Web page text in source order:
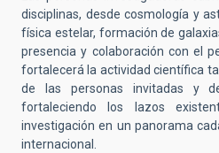
disciplinas, desde cosmología y
física estelar, formación de
presencia y colaboración con el
fortalecerá la actividad científica
de las personas invitadas y
fortaleciendo los lazos
investigación en un panorama
internacional.